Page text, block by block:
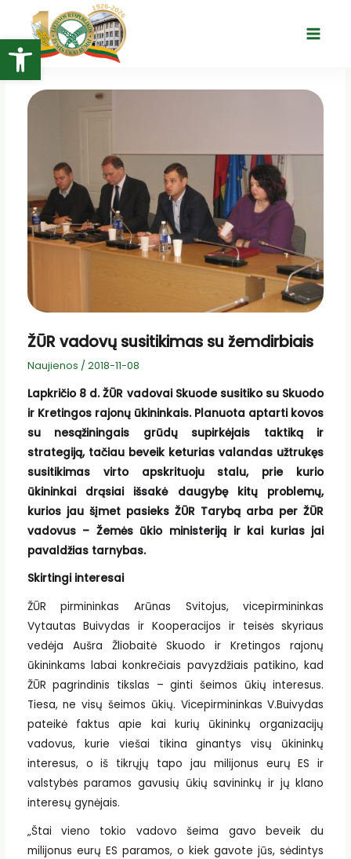
Open toolbar
turinio
Main
ŽŪR vadovų susitikimas su žemdirbiais
Naujienos / 2018-11-08
Lapkričio 8 d. ŽŪR vadovai Skuode susitiko su Skuodo
ir Kretingos rajonų ūkininkais. Planuota aptarti kovos
su nesąžiningais grūdų supirkėjais taktiką ir
strategiją, tačiau beveik keturias valandas užtrukęs
susitikimas virto apskrituoju stalu, prie kurio
ūkininkai drąsiai išsakė daugybę kitų problemų,
kurios jau šįmet pasieks ŽŪR Tarybą arba per ŽŪR
vadovus – Žemės ūkio ministeriją ir kai kurias jai
pavaldžias tarnybas.
Skirtingi interesai
ŽŪR pirmininkas Arūnas Svitojus, vicepirmininkas
Vytautas Buivydas ir Kooperacijos ir teisės skyriaus
vedėja Aušra Žliobaitė Skuodo ir Kretingos rajonų
ūkininkams labai konkrečiais pavyzdžiais patikino, kad
ŽŪR pagrindinis tikslas – ginti šeimos ūkių interesus.
Tiesa, ne visų šeimos ūkių. Vicepirmininkas V.Buivydas
pateikė faktus apie kai kurių ūkininkų organizacijų
vadovus, kurie viešai tikina ginantys visų ūkininkų
interesus, o iš tikrųjų tapo jau milijonus eurų ES ir
valstybės paramos gavusių ūkių savininkų ir jų klano
interesų gynėjais.
„Štai vieno tokio vadovo šeima gavo beveik du
milijonus eurų ES paramos, o kiek gavote jūs, sėdintys